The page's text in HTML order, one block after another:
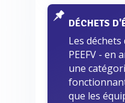
DÉCHETS
Les
PEEFV - en
une
que les